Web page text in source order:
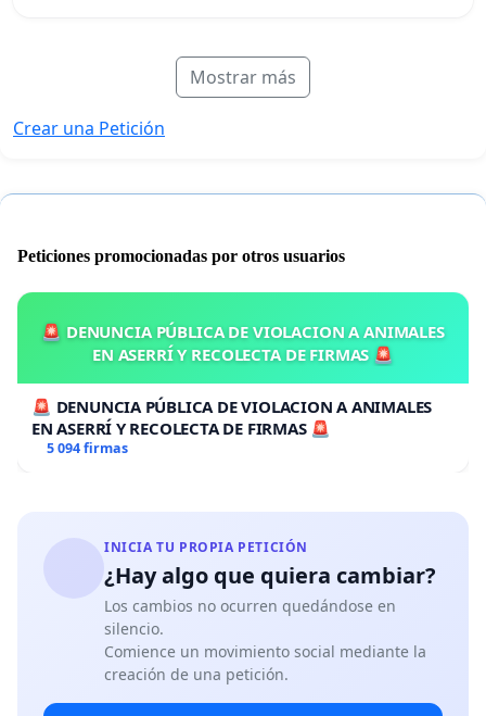
Mostrar más
Crear una Petición
Peticiones promocionadas por otros usuarios
🚨 DENUNCIA PÚBLICA DE VIOLACION A ANIMALES
EN ASERRÍ Y RECOLECTA DE FIRMAS 🚨
🚨 DENUNCIA PÚBLICA DE VIOLACION A ANIMALES
EN ASERRÍ Y RECOLECTA DE FIRMAS 🚨
5 094 firmas
INICIA TU PROPIA PETICIÓN
¿Hay algo que quiera cambiar?
Los cambios no ocurren quedándose en
silencio.
Comience un movimiento social mediante la
creación de una petición.